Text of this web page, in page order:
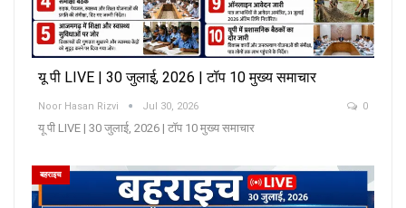
यू पी LIVE | 30 जुलाई, 2026 | टॉप 10 मुख्य समाचार
Noor Hasan Rizvi Jul 30, 2026 0
यू पी LIVE | 30 जुलाई, 2026 | टॉप 10 मुख्य समाचार
बहराइच